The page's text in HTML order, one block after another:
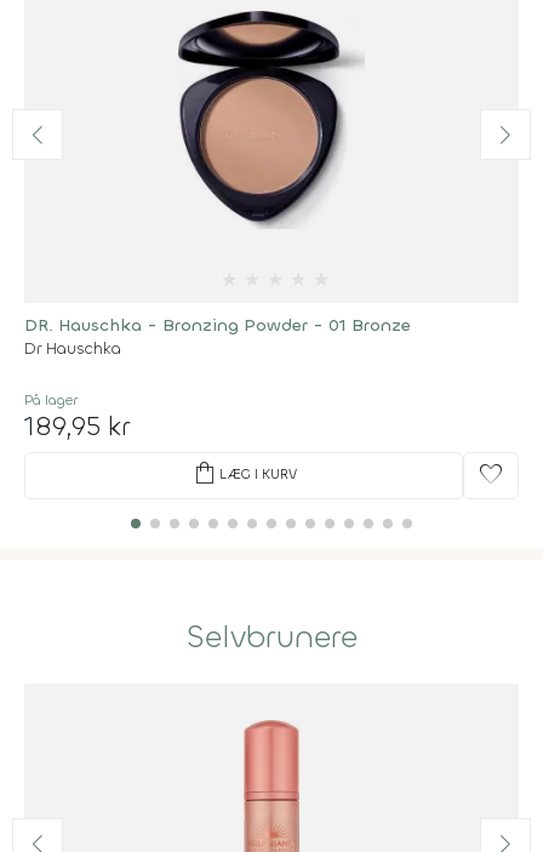
DR. Hauschka - Bronzing Powder - 01 Bronze
Dr Hauschka
På lager
189,95 kr
shopping_bag LÆG I KURV favorite
Selvbrunere